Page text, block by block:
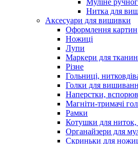
Нитка для
Аксесуари для вишивки
Оформлення картин
Ножиці
Лупи
Маркери для
Різне
Гольниці,
Голки для
Наперстки,
Магніти-тримачі
Рамки
Котушки для ниток,
Органайзери для
Скриньки для